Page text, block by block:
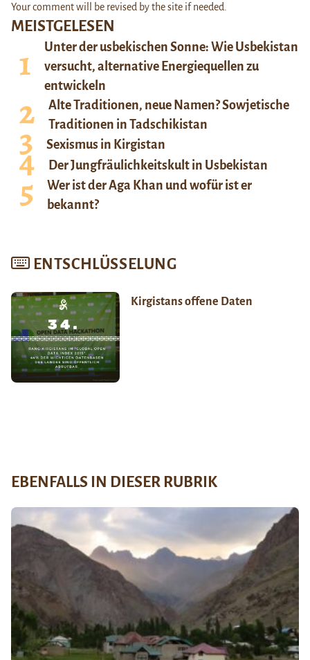
MEISTGELESEN
Unter der usbekischen Sonne: Wie Usbekistan
versucht, alternative Energiequellen zu
entwickeln
Alte Traditionen, neue Namen? Sowjetische
Traditionen in Tadschikistan
Sexismus in Kirgistan
Der Jungfräulichkeitskult in Usbekistan
Wer ist der Aga Khan und wofür ist er
bekannt?
ENTSCHLÜSSELUNG
Kirgistans offene Daten
Your comment will be revised by the site if needed.
EBENFALLS IN DIESER RUBRIK